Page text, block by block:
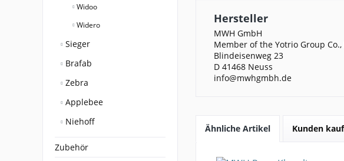
Widoo
Widero
Sieger
Brafab
Zebra
Applebee
Niehoff
Zubehör
Hersteller
MWH GmbH
Member of the Yotrio Group Co.,
Blindeisenweg 23
D 41468 Neuss
info@mwhgmbh.de
Ähnliche Artikel Kunden